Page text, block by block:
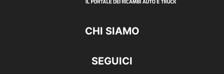
CHI SIAMO
SEGUICI